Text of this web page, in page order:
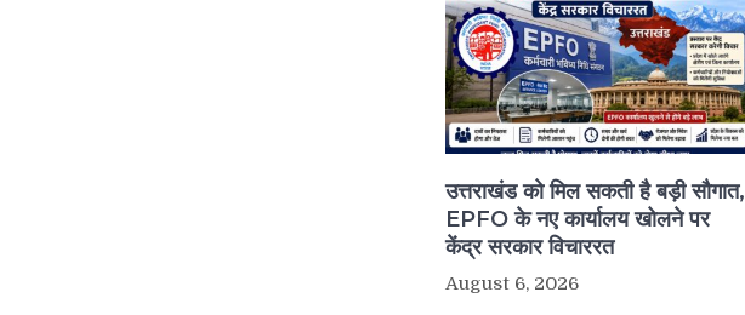
उत्तराखंड को मिल सकती है बड़ी सौगात,
EPFO के नए कार्यालय खोलने पर
केंद्र सरकार विचाररत
August 6, 2026